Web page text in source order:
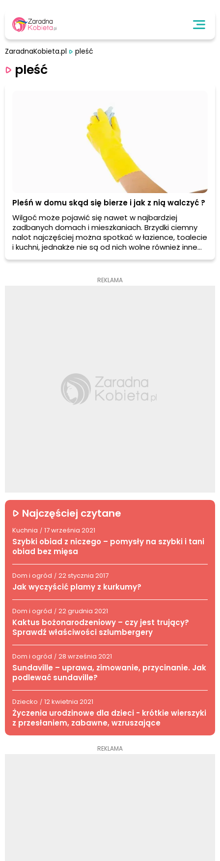
ZaradnaKobieta.pl pleść
pleść
Pleśń w domu skąd się bierze i jak z nią walczyć ?
Wilgoć może pojawić się nawet w najbardziej
zadbanych domach i mieszkaniach. Brzydki ciemny
nalot najczęściej można spotkać w łazience, toalecie
i kuchni, jednakże nie są od nich wolne również inne
pomieszczenia. Zobacz skąd bierze się pleśń w
REKLAMA
Najczęściej czytane
Kuchnia / 17 września 2021
Szybki obiad z niczego – pomysły na szybki i tani
obiad bez mięsa
Dom i ogród / 22 stycznia 2017
Jak wyczyścić plamy z kurkumy?
Dom i ogród / 22 grudnia 2021
Kaktus bożonarodzeniowy – czy jest trujący?
Sprawdź właściwości szlumbergery
Dom i ogród / 28 września 2021
Sundaville – uprawa, zimowanie, przycinanie. Jak
podlewać sundaville?
Dziecko / 12 kwietnia 2021
Życzenia urodzinowe dla dzieci - krótkie wierszyki
z przesłaniem, zabawne, wzruszające
REKLAMA